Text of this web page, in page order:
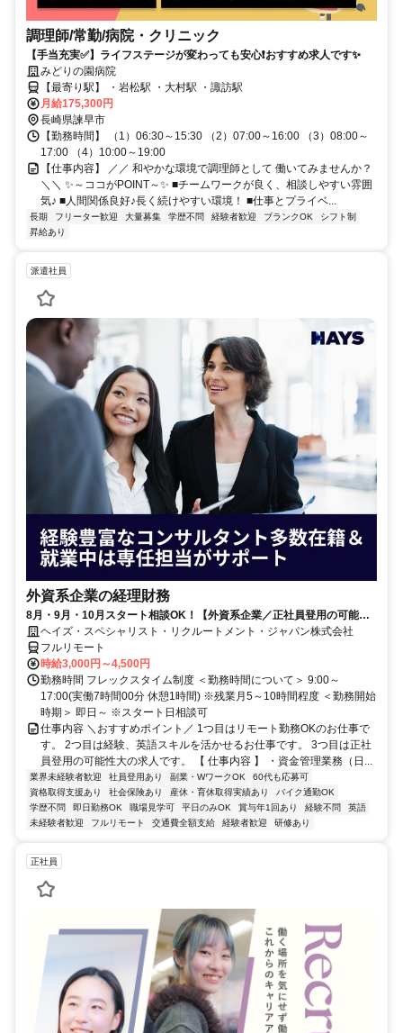
調理師/常勤/病院・クリニック
【手当充実✅️】ライフステージが変わっても安心❗️おすすめ求人です✨
みどりの園病院
【最寄り駅】 ・岩松駅 ・大村駅 ・諏訪駅
月給175,300円
長崎県諫早市
【勤務時間】 （1）06:30～15:30 （2）07:00～16:00 （3）08:00～
17:00 （4）10:00～19:00
【仕事内容】 ／／ 和やかな環境で調理師として 働いてみませんか？
＼＼ ✨～ココがPOINT～✨ ■チームワークが良く、相談しやすい雰囲
気♪ ■人間関係良好♪長く続けやすい環境！ ■仕事とプライベ...
長期 フリーター歓迎 大量募集 学歴不問 経験者歓迎 ブランクOK
シフト制
昇給あり
派遣社員
外資系企業の経理財務
8月・9月・10月スタート相談OK！【外資系企業／正社員登用の可能性
大／700万～800万／リモート勤務OK】経理財務
ヘイズ・スペシャリスト・リクルートメント・ジャパン株式会社
フルリモート
時給3,000円～4,500円
勤務時間 フレックスタイム制度 ＜勤務時間について＞ 9:00～
17:00(実働7時間00分 休憩1時間) ※残業月5～10時間程度 ＜勤務開始
時期＞ 即日～ ※スタート日相談可
仕事内容 ＼おすすめポイント／ 1つ目はリモート勤務OKのお仕事で
す。 2つ目は経験、英語スキルを活かせるお仕事です。 3つ目は正社
員登用の可能性大の求人です。 【 仕事内容 】 ・資金管理業務（日...
業界未経験者歓迎 社員登用あり 副業・WワークOK
60代も応募可
資格取得支援あり
社会保険あり 産休・育休取得実績あり
バイク通勤OK
学歴不問
即日勤務OK 職場見学可 平日のみOK 賞与年1回あり 経験不問
英語
未経験者歓迎
フルリモート 交通費全額支給 経験者歓迎 研修あり
正社員